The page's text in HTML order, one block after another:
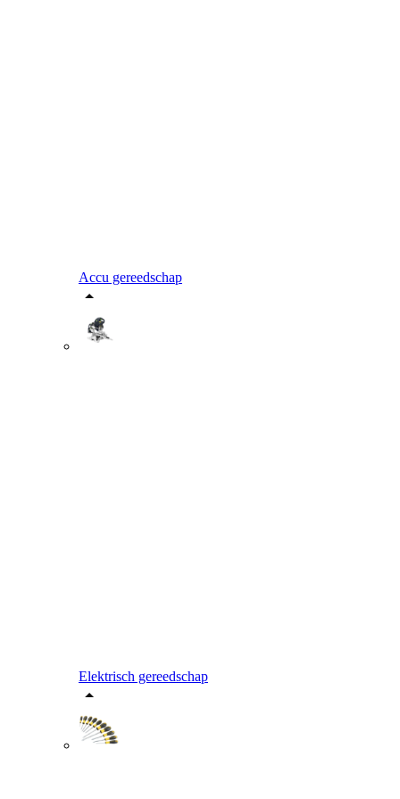
Accu gereedschap
Elektrisch gereedschap